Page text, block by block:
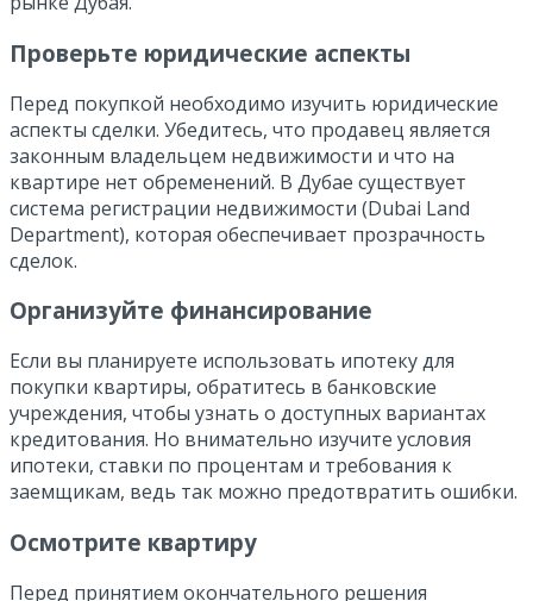
Проверьте юридические аспекты
Перед покупкой необходимо изучить юридические
аспекты сделки. Убедитесь, что продавец является
законным владельцем недвижимости и что на
квартире нет обременений. В Дубае существует
система регистрации недвижимости (Dubai Land
Department), которая обеспечивает прозрачность
сделок.
Организуйте финансирование
Если вы планируете использовать ипотеку для
покупки квартиры, обратитесь в банковские
учреждения, чтобы узнать о доступных вариантах
кредитования. Но внимательно изучите условия
ипотеки, ставки по процентам и требования к
заемщикам, ведь так можно предотвратить ошибки.
Осмотрите квартиру
Перед принятием окончательного решения